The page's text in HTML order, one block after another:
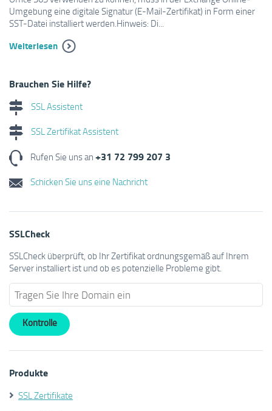
Umgebung eine digitale Signatur (E-Mail-Zertifikat) in Form einer
SST-Datei installiert werden.Hinweis: Di...
Weiterlesen
Brauchen Sie Hilfe?
SSL Assistent
SSL Zertifikat Assistent
Rufen Sie uns an +31 72 799 207 3
Schicken Sie uns eine Nachricht
SSLCheck
SSLCheck überprüft, ob Ihr Zertifikat ordnungsgemäß auf Ihrem
Server installiert ist und ob es potenzielle Probleme gibt.
Produkte
SSL Zertifikate